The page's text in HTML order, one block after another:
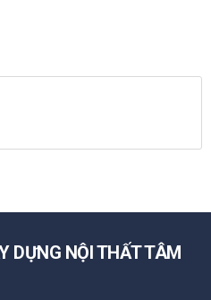
DỰNG NỘI THẤT TÂM